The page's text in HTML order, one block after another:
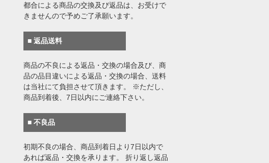
都合による商品の交換及び返品は、お受けで
きませんので予めご了承願います。
■ 返品送料
商品の不良による返品・交換の場合及び、商
品の品目違いによる返品・交換の場合、送料
は当社にて負担させて頂きます。 ※ただし、
商品到着後、7日以内にご連絡下さい。
■ 不良品
初期不良の場合、商品到着日より7日以内で
あれば返品・交換を承ります。 折り返し返品